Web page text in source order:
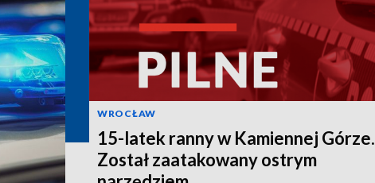
WROCŁAW
15-latek ranny w Kamiennej Górze.
Został zaatakowany ostrym